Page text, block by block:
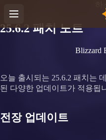
25.6.2 패치 노트
Blizzard
오늘 출시되는 25.6.2 패치는
된 다양한 업데이트가 적용됩
전장 업데이트